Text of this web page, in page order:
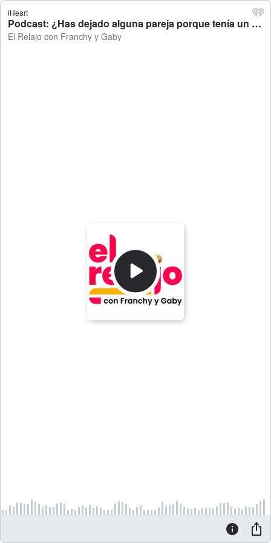
iHeart
Podcast: ¿Has dejado alguna pareja porque tenía un vicio? - El Relajo con Franchy y Gaby
El Relajo con Franchy y Gaby